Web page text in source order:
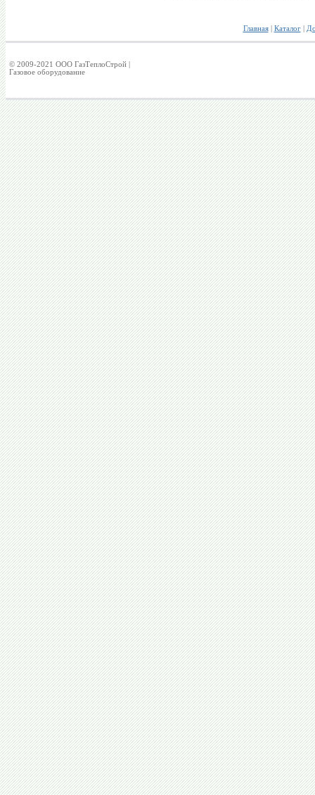
Главная| Каталог|
© 2009-2021 ООО ГазТеплоСтрой |
Газовое оборудование